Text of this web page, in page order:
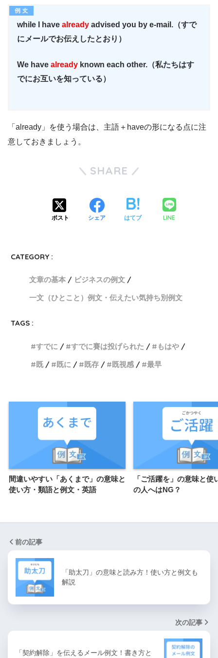
while I have already advised you by e-mail.（すで
にメールでお伝えしたとおり）
We have already known each other.（私たちはす
でにお互いを知っている）
「already」を使う場合は、主語＋haveの形になる点に注
意しておきましょう。
SHARE
ポスト シェア はてブ LINE
CATEGORY :
文章の基本
ビジネスの例文
一文（ひとこと）例文・伝えたい気持ち別例文
TAGS :
すでに すでに賽は投げられた
もはや
既
既に 既存 既視感 最早
間違いやすい「あくまで」の意味と
使い方・類語と例文・英語
「ご活躍を」の意味と使
の人へはNG？
前の記事
「助太刀」の意味と読み方！使い方と例文も
解説
次の記事
「契約解除」を伝えるメール例文！書き方と